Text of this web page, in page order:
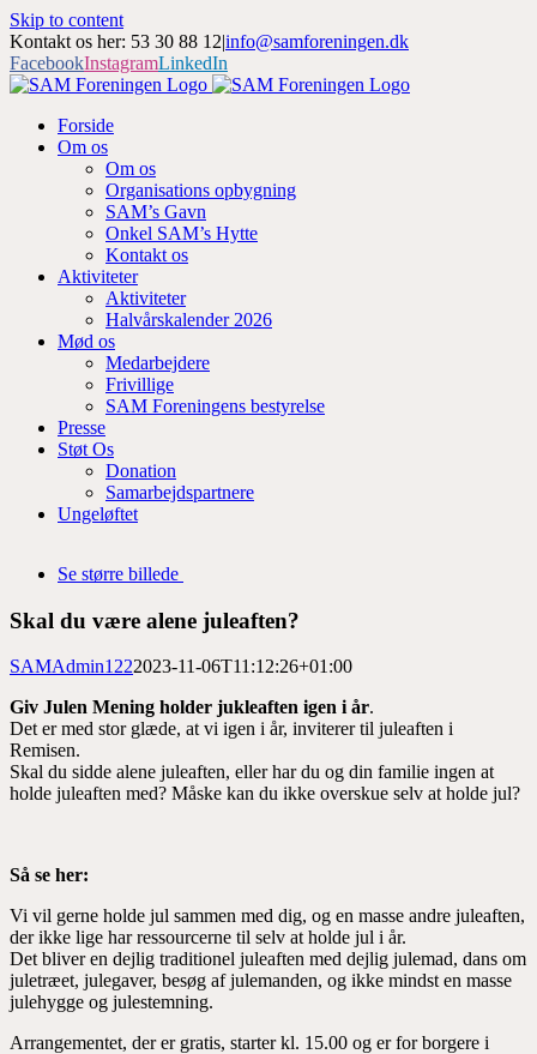
Skip to content
Kontakt os her: 53 30 88 12|info@samforeningen.dk
FacebookInstagramLinkedIn
Forside
Om os
Om os
Organisations opbygning
SAM’s Gavn
Onkel SAM’s Hytte
Kontakt os
Aktiviteter
Aktiviteter
Halvårskalender 2026
Mød os
Medarbejdere
Frivillige
SAM Foreningens bestyrelse
Presse
Støt Os
Donation
Samarbejdspartnere
Ungeløftet
Se større billede
Skal du være alene juleaften?
SAMAdmin1222023-11-06T11:12:26+01:00
Giv Julen Mening holder jukleaften igen i år.
Det er med stor glæde, at vi igen i år, inviterer til juleaften i
Remisen.
Skal du sidde alene juleaften, eller har du og din familie ingen at
holde juleaften med? Måske kan du ikke overskue selv at holde jul?
Så se her:
Vi vil gerne holde jul sammen med dig, og en masse andre juleaften,
der ikke lige har ressourcerne til selv at holde jul i år.
Det bliver en dejlig traditionel juleaften med dejlig julemad, dans om
juletræet, julegaver, besøg af julemanden, og ikke mindst en masse
julehygge og julestemning.
Arrangementet, der er gratis, starter kl. 15.00 og er for borgere i